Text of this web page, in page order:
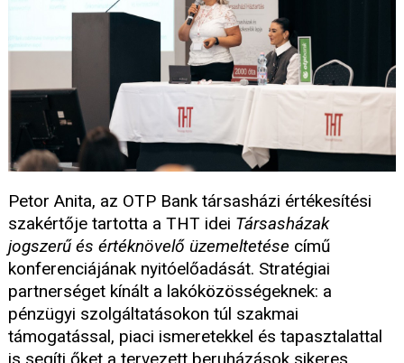
Petor Anita, az OTP Bank társasházi értékesítési
szakértője tartotta a THT idei Társasházak
jogszerű és értéknövelő üzemeltetése című
konferenciájának nyitóelőadását. Stratégiai
partnerséget kínált a lakóközösségeknek: a
pénzügyi szolgáltatásokon túl szakmai
támogatással, piaci ismeretekkel és tapasztalattal